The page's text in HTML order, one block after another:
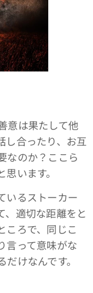
意は果たして他
し合ったり、お互
なのか？ここら
います。
いるストーカー
、適切な距離をと
ころで、同じこ
言って意味がな
けなんです。